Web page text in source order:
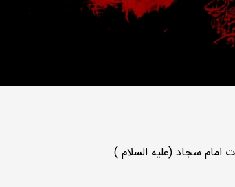
امام سجاد (علیه السلام )